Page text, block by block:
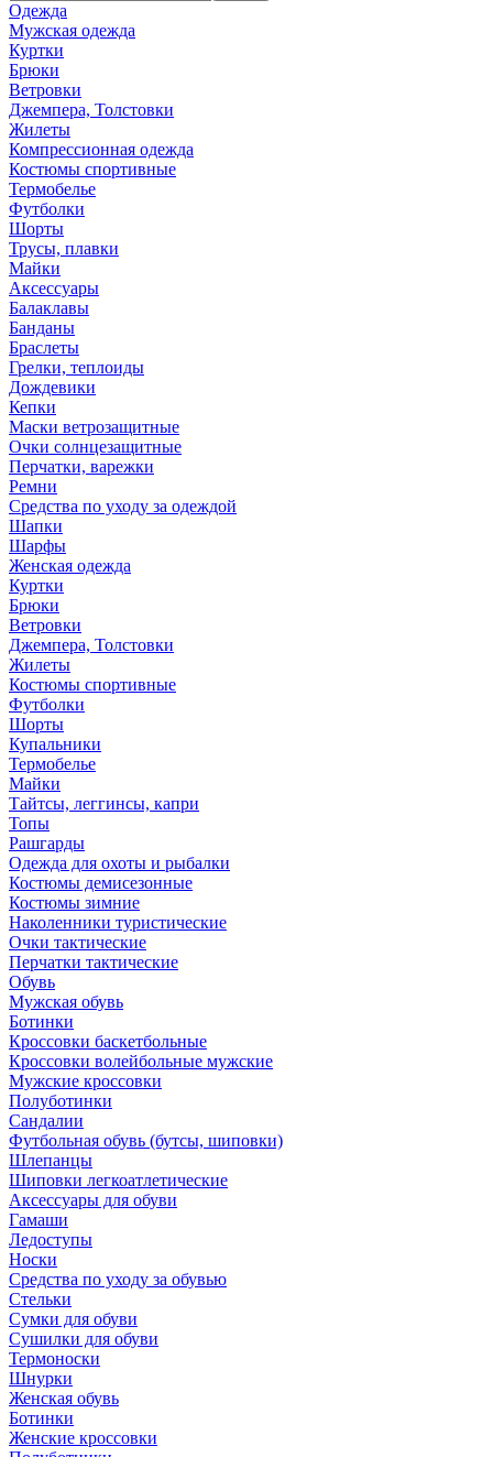
Одежда
Мужская одежда
Куртки
Брюки
Ветровки
Джемпера, Толстовки
Жилеты
Компрессионная одежда
Костюмы спортивные
Термобелье
Футболки
Шорты
Трусы, плавки
Майки
Аксессуары
Балаклавы
Банданы
Браслеты
Грелки, теплоиды
Дождевики
Кепки
Маски ветрозащитные
Очки солнцезащитные
Перчатки, варежки
Ремни
Средства по уходу за одеждой
Шапки
Шарфы
Женская одежда
Куртки
Брюки
Ветровки
Джемпера, Толстовки
Жилеты
Костюмы спортивные
Футболки
Шорты
Купальники
Термобелье
Майки
Тайтсы, леггинсы, капри
Топы
Рашгарды
Одежда для охоты и рыбалки
Костюмы демисезонные
Костюмы зимние
Наколенники туристические
Очки тактические
Перчатки тактические
Обувь
Мужская обувь
Ботинки
Кроссовки баскетбольные
Кроссовки волейбольные мужские
Мужские кроссовки
Полуботинки
Сандалии
Футбольная обувь (бутсы, шиповки)
Шлепанцы
Шиповки легкоатлетические
Аксессуары для обуви
Гамаши
Ледоступы
Носки
Средства по уходу за обувью
Стельки
Сумки для обуви
Сушилки для обуви
Термоноски
Шнурки
Женская обувь
Ботинки
Женские кроссовки